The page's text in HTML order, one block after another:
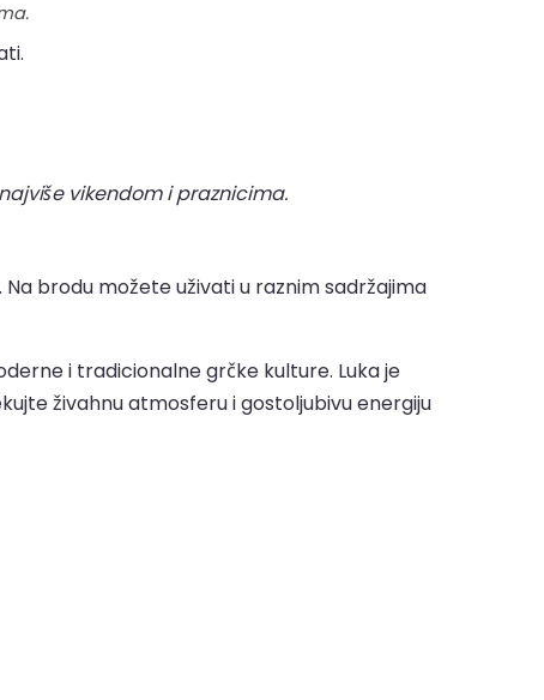
vikendom i praznicima.
brodu možete uživati u raznim sadržajima
i tradicionalne grčke kulture. Luka je
živahnu atmosferu i gostoljubivu energiju